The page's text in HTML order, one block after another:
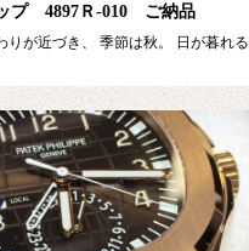
プ 4897Ｒ-010 ご納品
が近づき、 季節は秋。 日が暮れる